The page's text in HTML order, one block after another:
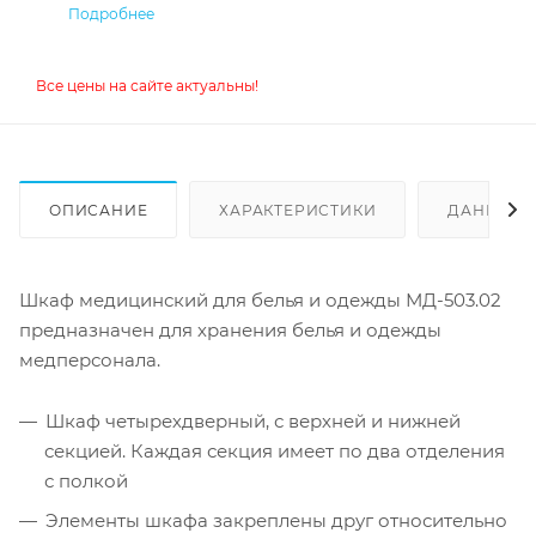
Подробнее
Все цены на сайте актуальны!
ОПИСАНИЕ ХАРАКТЕРИСТИКИ ДАННЫЕ
Шкаф медицинский для белья и одежды МД-503.02
предназначен для хранения белья и одежды
медперсонала.
Шкаф четырехдверный, с верхней и нижней
секцией. Каждая секция имеет по два отделения
с полкой
Элементы шкафа закреплены друг относительно